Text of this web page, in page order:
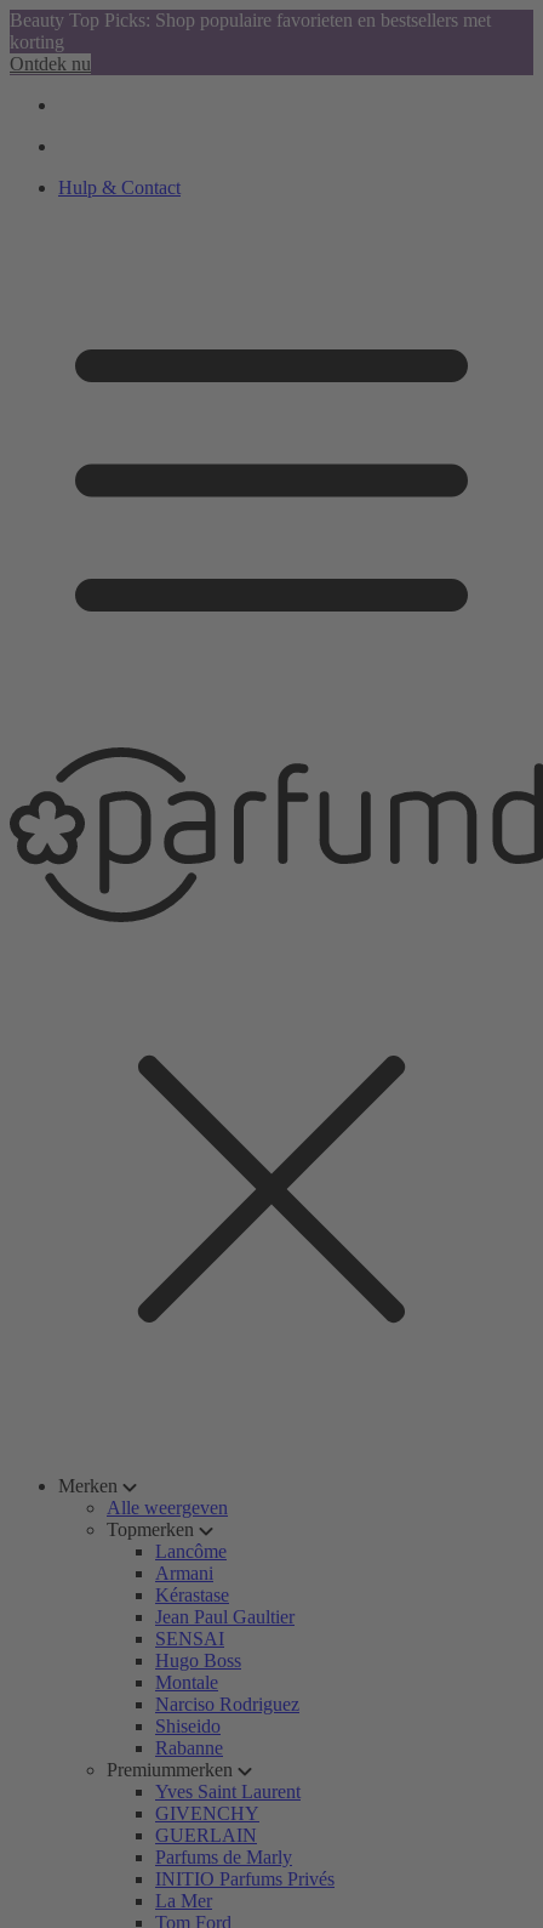
Beauty Top Picks: Shop populaire favorieten en bestsellers met
korting
Ontdek nu
Hulp & Contact
Merken
Alle weergeven
Topmerken
Lancôme
Armani
Kérastase
Jean Paul Gaultier
SENSAI
Hugo Boss
Montale
Narciso Rodriguez
Shiseido
Rabanne
Premiummerken
Yves Saint Laurent
GIVENCHY
GUERLAIN
Parfums de Marly
INITIO Parfums Privés
La Mer
Tom Ford